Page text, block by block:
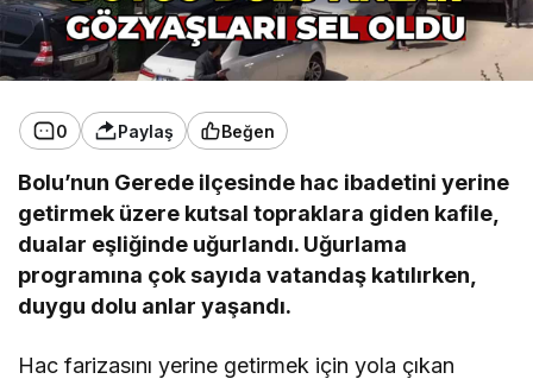
0 Paylaş Beğen
Bolu’nun Gerede ilçesinde hac ibadetini yerine
getirmek üzere kutsal topraklara giden kafile,
dualar eşliğinde uğurlandı. Uğurlama
programına çok sayıda vatandaş katılırken,
duygu dolu anlar yaşandı.
Hac farizasını yerine getirmek için yola çıkan